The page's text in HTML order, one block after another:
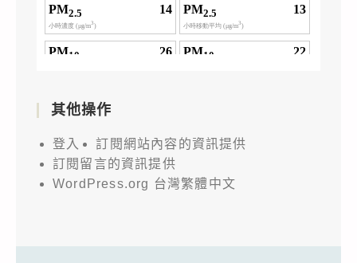
其他操作
登入
訂閱網站內容的資訊提供
訂閱留言的資訊提供
WordPress.org 台灣繁體中文